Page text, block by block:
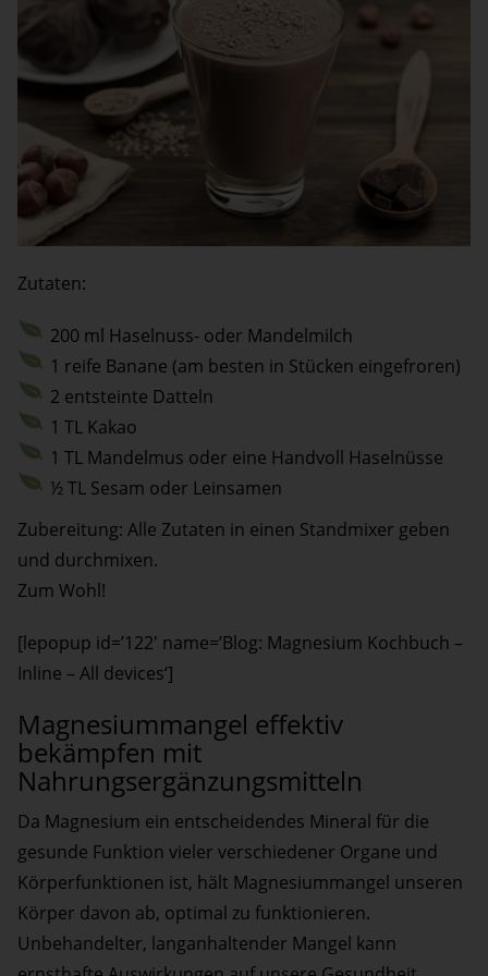
Zutaten:
200 ml Haselnuss- oder Mandelmilch
1 reife Banane (am besten in Stücken eingefroren)
2 entsteinte Datteln
1 TL Kakao
1 TL Mandelmus oder eine Handvoll Haselnüsse
½ TL Sesam oder Leinsamen
Zubereitung: Alle Zutaten in einen Standmixer geben
und durchmixen.
Zum Wohl!
[lepopup id=’122′ name=’Blog: Magnesium Kochbuch –
Inline – All devices‘]
Magnesiummangel effektiv
bekämpfen mit
Nahrungsergänzungsmitteln
Da Magnesium ein entscheidendes Mineral für die
gesunde Funktion vieler verschiedener Organe und
Körperfunktionen ist, hält Magnesiummangel unseren
Körper davon ab, optimal zu funktionieren.
Unbehandelter, langanhaltender Mangel kann